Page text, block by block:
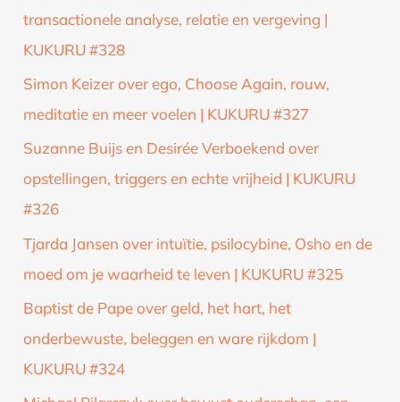
transactionele analyse, relatie en vergeving |
KUKURU #328
Simon Keizer over ego, Choose Again, rouw,
meditatie en meer voelen | KUKURU #327
Suzanne Buijs en Desirée Verboekend over
opstellingen, triggers en echte vrijheid | KUKURU
#326
Tjarda Jansen over intuïtie, psilocybine, Osho en de
moed om je waarheid te leven | KUKURU #325
Baptist de Pape over geld, het hart, het
onderbewuste, beleggen en ware rijkdom |
KUKURU #324